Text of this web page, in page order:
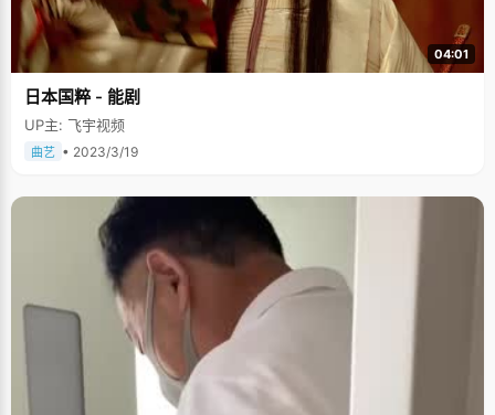
04:01
日本国粹 - 能剧
UP主: 飞宇视频
曲艺 • 2023/3/19